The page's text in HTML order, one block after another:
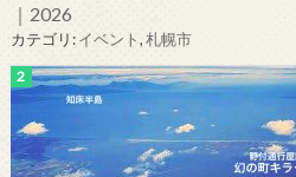
｜2026
カテゴリ:イベント,札幌市